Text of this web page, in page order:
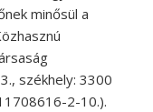
minősül a
székhely: 3300
2-10.).